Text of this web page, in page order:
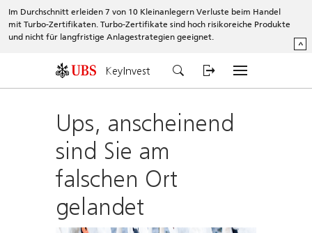
Im Durchschnitt erleiden 7 von 10 Kleinanlegern Verluste beim Handel
mit Turbo-Zertifikaten. Turbo-Zertifikate sind hoch risikoreiche Produkte
und nicht für langfristige Anlagestrategien geeignet.
^
KeyInvest
Ups, anscheinend
sind Sie am
falschen Ort
gelandet